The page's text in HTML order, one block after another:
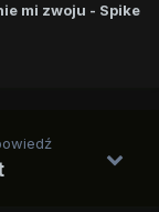
mi zwoju - Spike